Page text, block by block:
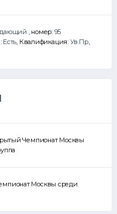
, номер: 95
Есть, Квалификация: Ув.Пр.,
Чемпионат Москвы
Москвы среди